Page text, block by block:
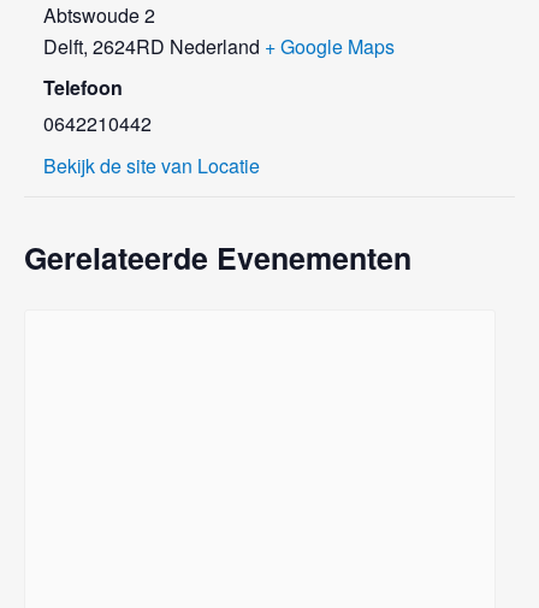
Abtswoude 2
Delft, 2624RD Nederland + Google Maps
Telefoon
0642210442
Bekijk de site van Locatie
Gerelateerde Evenementen